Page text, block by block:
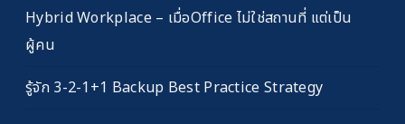
Hybrid Workplace – เมื่อOffice ไม่ใช่สถานที่ แต่เป็น
ผู้คน
รู้จัก 3-2-1+1 Backup Best Practice Strategy